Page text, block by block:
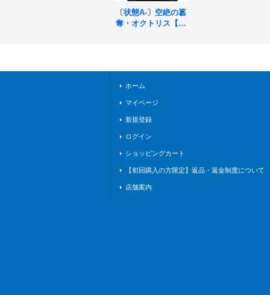
〔状態A-〕空絶の簒
奪・オクトリス【L
ホーム
マイページ
新規登録
ログイン
ショッピングカート
【初回購入の方限定】返品・返金制度について
店舗案内